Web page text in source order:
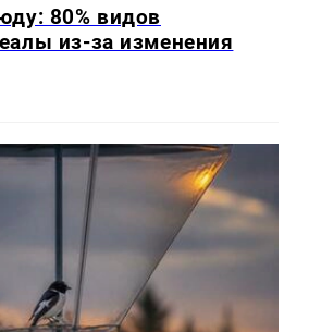
80% видов
из-за изменения